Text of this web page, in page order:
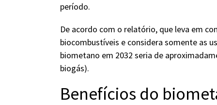
período.
De acordo com o relatório, que leva em
biocombustíveis e considera somente as
biometano em 2032 seria de
biogás).
Benefícios do